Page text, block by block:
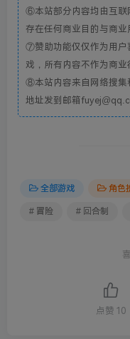
⑥本站部分内容均由互联
存在任何商业目的与商业
⑦赞助功能仅仅作为用户
戏，所有内容不作为商业
⑧本站内容来自网络搜集
地址发到邮箱
全部游戏 角色
# 冒险 # 回合制
点赞 10